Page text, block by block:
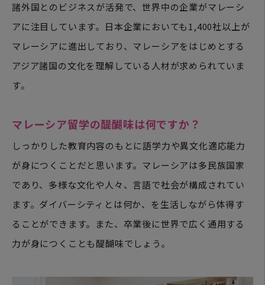
諸外国とのビジネスが活発で、世界中の企業がマレーシ
アに注目しています。日本企業においても1,400社以上が
マレーシアに進出しており、マレーシアをはじめとする
アジア諸国の文化を理解している人材が求められていま
す。
マレーシア留学の醍醐味は何ですか？
しっかりした教育内容のもとに語学力や異文化適応能力
が身につくことだと思います。マレーシアは多民族国家
であり、多様な文化や人々、言語で社会が構成されてい
ます。ダイバーシティとは何か、を生活しながら体得す
ることができます。また、卒業後に世界で広く通用する
力が身につくことも醍醐味でしょう。